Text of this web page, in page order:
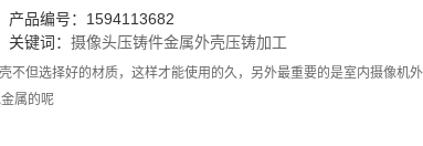
产品编号：1594113682
关键词： 摄像头压铸件金属外壳压铸加工
但选择好的材质，这样才能使用的久，另外最重要的是室内摄像机外
属的呢